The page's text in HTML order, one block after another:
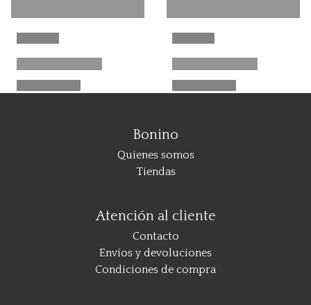
Bonino
Quienes somos
Tiendas
Atención al cliente
Contacto
Envíos y devoluciones
Condiciones de compra